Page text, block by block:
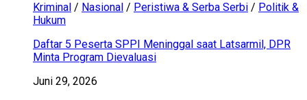
Kriminal / Nasional / Peristiwa & Serba Serbi / Politik &
Hukum
Daftar 5 Peserta SPPI Meninggal saat Latsarmil, DPR
Minta Program Dievaluasi
Juni 29, 2026